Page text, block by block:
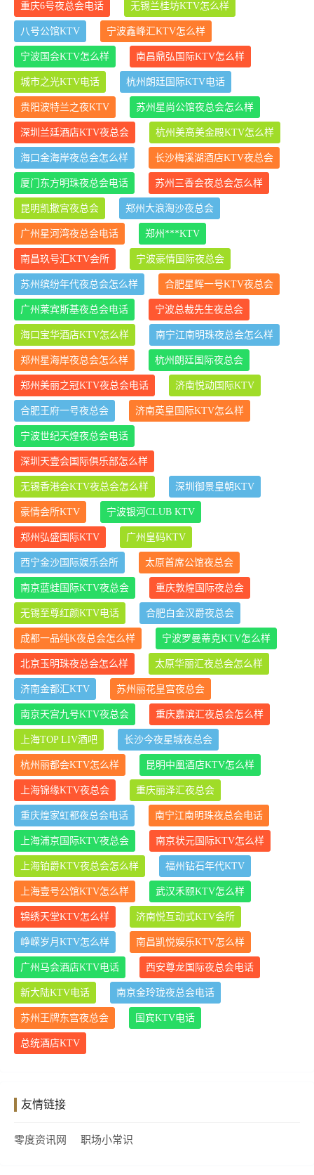
重庆6号夜总会电话 无锡兰桂坊KTV怎么样
八号公馆KTV 宁波鑫峰汇KTV怎么样
宁波国会KTV怎么样 南昌鼎弘国际KTV怎么样
城市之光KTV电话 杭州朗廷国际KTV电话
贵阳波特兰之夜KTV 苏州星尚公馆夜总会怎么样
深圳兰廷酒店KTV夜总会 杭州美高美金殿KTV怎么样
海口金海岸夜总会怎么样 长沙梅溪湖酒店KTV夜总会
厦门东方明珠夜总会电话 苏州三香会夜总会怎么样
昆明凯撒宫夜总会 郑州大浪淘沙夜总会
广州星河湾夜总会电话 郑州***KTV
南昌玖号汇KTV会所 宁波豪情国际夜总会
苏州缤纷年代夜总会怎么样 合肥星辉一号KTV夜总会
广州莱宾斯基夜总会电话 宁波总裁先生夜总会
海口宝华酒店KTV怎么样 南宁江南明珠夜总会怎么样
郑州星海岸夜总会怎么样 杭州朗廷国际夜总会
郑州美丽之冠KTV夜总会电话 济南悦动国际KTV
合肥王府一号夜总会 济南英皇国际KTV怎么样
宁波世纪天煌夜总会电话
深圳天壹会国际俱乐部怎么样
无锡香港会KTV夜总会怎么样 深圳御景皇朝KTV
豪情会所KTV 宁波银河CLUB KTV
郑州弘盛国际KTV 广州皇码KTV
西宁金沙国际娱乐会所 太原首席公馆夜总会
南京蓝蛙国际KTV夜总会 重庆敦煌国际夜总会
无锡至尊红颜KTV电话 合肥白金汉爵夜总会
成都一品纯K夜总会怎么样 宁波罗曼蒂克KTV怎么样
北京玉明珠夜总会怎么样 太原华丽汇夜总会怎么样
济南金都汇KTV 苏州丽花皇宫夜总会
南京天宫九号KTV夜总会 重庆嘉滨汇夜总会怎么样
上海TOP LIV酒吧 长沙今夜星城夜总会
杭州丽都会KTV怎么样 昆明中凰酒店KTV怎么样
上海锦缘KTV夜总会 重庆丽泽汇夜总会
重庆煌家虹都夜总会电话 南宁江南明珠夜总会电话
上海浦京国际KTV夜总会 南京状元国际KTV怎么样
上海铂爵KTV夜总会怎么样 福州钻石年代KTV
上海壹号公馆KTV怎么样 武汉禾颐KTV怎么样
锦绣天堂KTV怎么样 济南悦互动式KTV会所
峥嵘岁月KTV怎么样 南昌凯悦娱乐KTV怎么样
广州马会酒店KTV电话 西安尊龙国际夜总会电话
新大陆KTV电话 南京金玲珑夜总会电话
苏州王牌东宫夜总会 国宾KTV电话
总统酒店KTV
友情链接
零度资讯网 职场小常识